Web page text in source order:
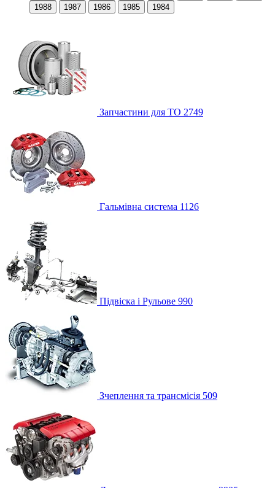
1988
1987 1986 1985 1984
Запчастини для ТО 2749
Гальмівна система 1126
Підвіска і Рульове 990
Зчеплення та трансмісія 509